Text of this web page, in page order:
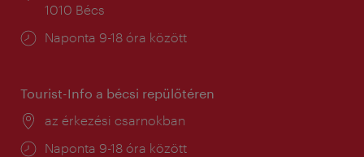
1010 Bécs
Nyitva
Naponta 9-18 óra között
Tourist-Info a bécsi repülőtéren
Helyszín:
az érkezési csarnokban
Nyitva
Naponta 9-18 óra között